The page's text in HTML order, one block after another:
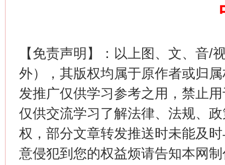
【免责声明】：以上图、文、音/
外），其版权均属于原作者或归
发推广仅供学习参考之用，禁止
仅供交流学习了解法律、法规、
权，部分文章转发推送时未能及
意侵犯到您的权益烦请告知本网
生